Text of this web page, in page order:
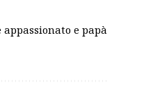
e papà